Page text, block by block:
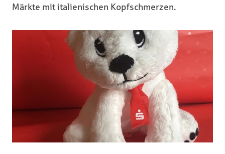
Märkte mit italienischen Kopfschmerzen.